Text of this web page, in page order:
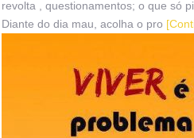
revolta , questionamentos; o que só
Diante do dia mau, acolha o pro